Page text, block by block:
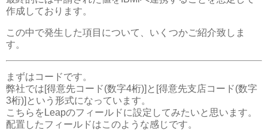
作成しております。
この中で発生した項目について、いくつかご紹介致しま
す。
まずはコードです。
弊社では[得意先コード(数字4桁)]と[得意先支店コード(数字
3桁)]という形式になっています。
こちらをLeapのフィールドに設定してみたいと思います。
配置したフィールドはこのような感じです。